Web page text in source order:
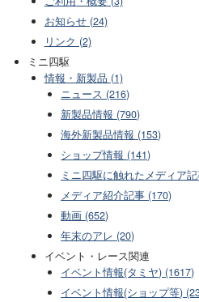
お知らせ (24)
リンク (2)
ミニ四駆
情報・新製品 (1)
ニュース (216)
新製品情報 (790)
海外新製品情報 (153)
ショップ情報 (141)
ミニ四駆に触れたメディア
メディア紹介記事 (170)
動画 (652)
年末のアレ (20)
イベント・レース関連
イベント情報(タミヤ) (1617)
イベント情報(ショップ等)